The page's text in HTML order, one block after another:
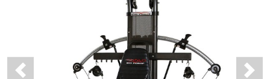
Previous Next